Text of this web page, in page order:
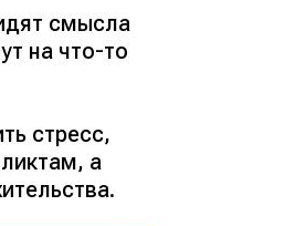
смысла
на что-то
стресс,
а